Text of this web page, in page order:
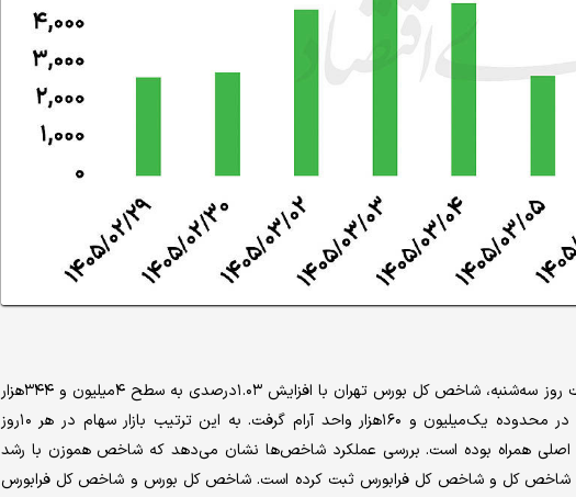
رشد بازار سهام همچنان ادامه‌دار است و در معاملات روز سه‌شنبه، شاخص کل بورس تهران با افزایش ۱.۰۳درصدی به سطح ۴‌میلیون و ۳۴۴هزار
واحد رسید. شاخص هموزن نیز با رشد ۰.۹درصدی در محدوده یک‌میلیون و ۱۶۰هزار واحد آرام گرفت. به این ترتیب بازار سهام در هر ۱۰روز
اصلی همراه بوده است. بررسی عملکرد شاخص‌ها نشان می‌دهد که شاخص هموزن با رشد
به شاخص کل و شاخص کل فرابورس ثبت کرده است. شاخص کل بورس و شاخص کل فرابورس